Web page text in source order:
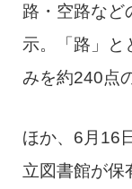
路・空路など
示。「路」と
みを約240点
ほか、6月16
立図書館が保